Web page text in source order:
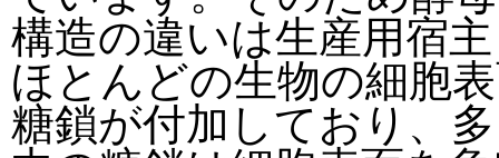
構造の違いは生産用宿
ほとんどの生物の細胞
糖鎖が付加しており、